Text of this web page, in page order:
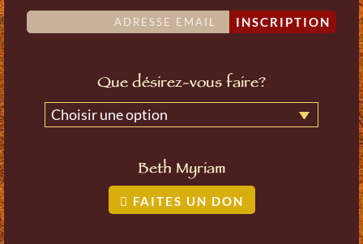
INSCRIPTION
Que désirez-vous faire?
Choisir une option
Beth Myriam
FAITES UN DON